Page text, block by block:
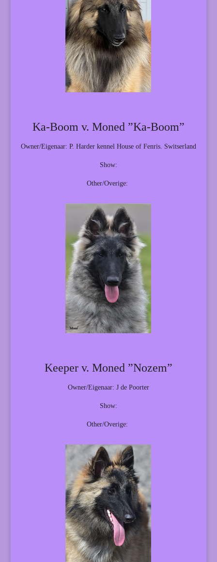
Ka-Boom v. Moned ”Ka-Boom”
Owner/Eigenaar: P. Harder kennel House of Fenris. Switserland
Show:
Other/Overige:
Keeper v. Moned ”Nozem”
Owner/Eigenaar: J de Poorter
Show:
Other/Overige: